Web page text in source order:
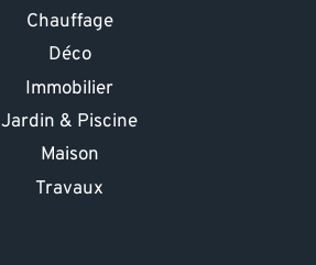
Chauffage
Déco
Immobilier
Jardin & Piscine
Maison
Travaux